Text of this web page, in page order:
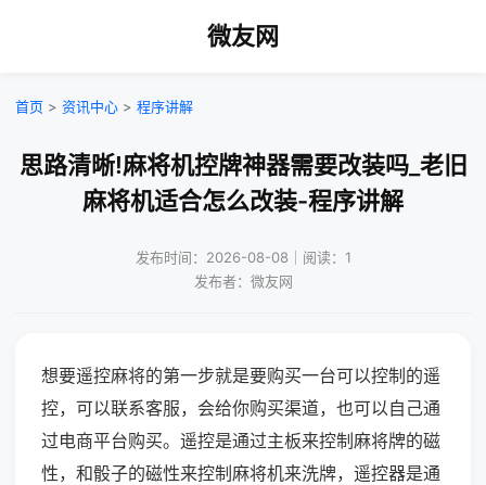
微友网
首页 > 资讯中心 > 程序讲解
思路清晰!麻将机控牌神器需要改装吗_老旧
麻将机适合怎么改装-程序讲解
发布时间：2026-08-08｜阅读：1
发布者：微友网
想要遥控麻将的第一步就是要购买一台可以控制的遥
控，可以联系客服，会给你购买渠道，也可以自己通
过电商平台购买。遥控是通过主板来控制麻将牌的磁
性，和骰子的磁性来控制麻将机来洗牌，遥控器是通